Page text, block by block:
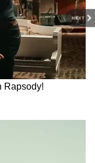
NEXT
story has
Editorial
syndicated